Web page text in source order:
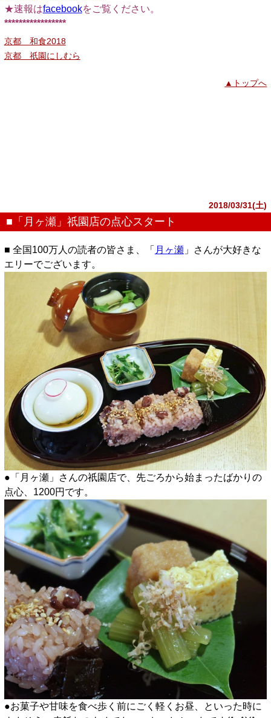
★速報はfacebookをご覧ください。
*****************
京都 和食2018
京都 祇園にしむら
▲トップへ
2018/03/31(土)
■「月ヶ瀬」祇園店の点心スタート
■ 全国100万人の読者の皆さま、「 月ヶ瀬」さんが大好きな
エリーでございます。
●「月ヶ瀬」さんの祇園店で、先ごろから始まったばかりの
点心、1200円です。
●お菓子や甘味を食べ歩く前にごく軽くお昼、といった時に